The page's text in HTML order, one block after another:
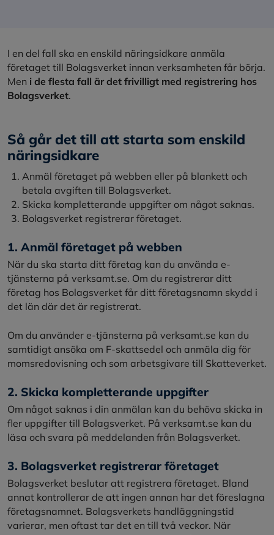
I en del fall ska en enskild näringsidkare anmäla
företaget till Bolagsverket innan verksamheten får börja.
Men i de flesta fall är det frivilligt med registrering hos
Bolagsverket.
Så går det till att starta som enskild
näringsidkare
Anmäl företaget på webben eller på blankett och
betala avgiften till Bolagsverket.
Skicka kompletterande uppgifter om något saknas.
Bolagsverket registrerar företaget.
1. Anmäl företaget på webben
När du ska starta ditt företag kan du använda e-
tjänsterna på verksamt.se. Om du registrerar ditt
företag hos Bolagsverket får ditt företagsnamn skydd i
det län där det är registrerat.
Om du använder e-tjänsterna på verksamt.se kan du
samtidigt ansöka om F-skattsedel och anmäla dig för
momsredovisning och som arbetsgivare till Skatteverket.
2. Skicka kompletterande uppgifter
Om något saknas i din anmälan kan du behöva skicka in
fler uppgifter till Bolagsverket. På verksamt.se kan du
läsa och svara på meddelanden från Bolagsverket.
3. Bolagsverket registrerar företaget
Bolagsverket beslutar att registrera företaget. Bland
annat kontrollerar de att ingen annan har det föreslagna
företagsnamnet. Bolagsverkets handläggningstid
varierar, men oftast tar det en till två veckor. När